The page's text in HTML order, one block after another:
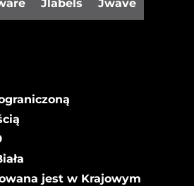
Jlabels Jwave
jest w Krajowym